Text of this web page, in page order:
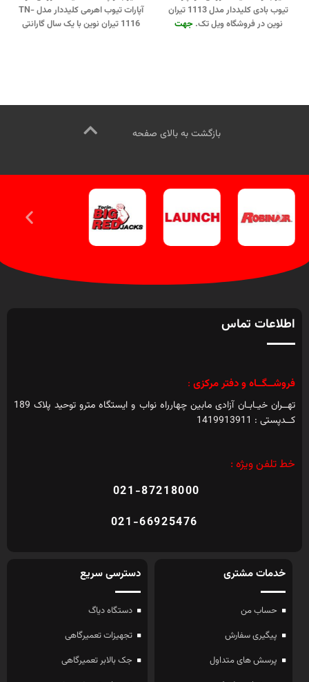
تیوب بادی کلیددار مدل 1113 تیران
نوین در فروشگاه ویل تک. جهت
آپارات تیوب اهرمی کلیددار مدل TN-
1116 تیران نوین با یک سال گارانتی
بازگشت به بالای صفحه
اطلاعات تماس
فروشــگــاه و دفتر مرکزی :
تهــران خیـابـان آزادی مابین چهارراه نواب و ایستگاه مترو توحید پلاک 189
کــدپستی : 1419913911
خط تلفن ویژه :
021-87218000
021-66925476
خدمات مشتری
حساب من
پیگیری سفارش
پرسش های متداول
دسترسی سریع
دستگاه دیاگ
تجهیزات تعمیرگاهی
جک بالابر تعمیرگاهی